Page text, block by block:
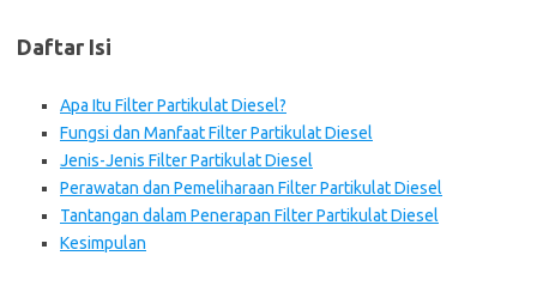
Daftar Isi
Apa Itu Filter Partikulat Diesel?
Fungsi dan Manfaat Filter Partikulat Diesel
Jenis-Jenis Filter Partikulat Diesel
Perawatan dan Pemeliharaan Filter Partikulat Diesel
Tantangan dalam Penerapan Filter Partikulat Diesel
Kesimpulan